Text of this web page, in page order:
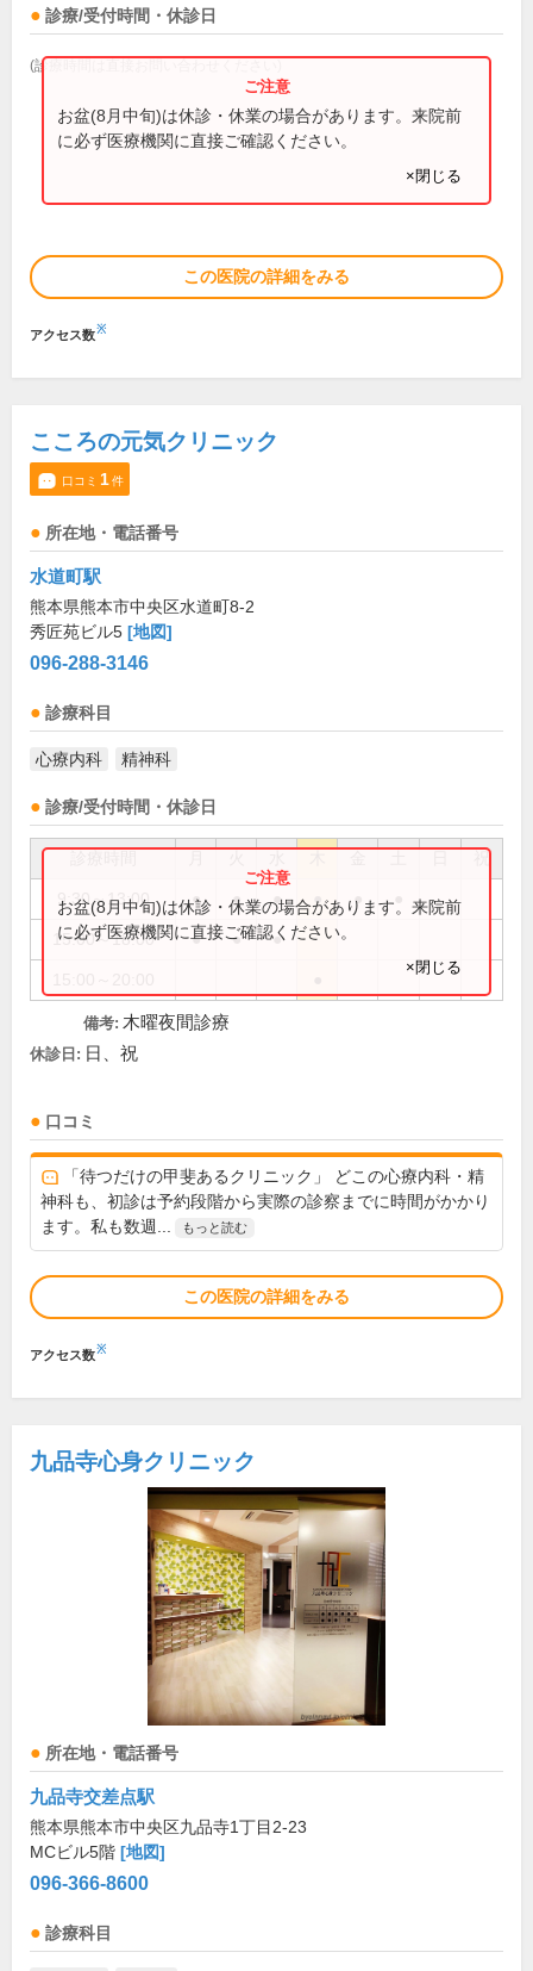
診療/受付時間・休診日
(診療時間は直接お問い合わせください)
お盆(8月中旬)は休診・休業の場合があります。来院前
に必ず医療機関に直接ご確認ください。
×閉じる
この医院の詳細をみる
アクセス数※
こころの元気クリニック
口コミ 1件
所在地・電話番号
水道町駅
熊本県熊本市中央区水道町8-2
秀匠苑ビル5 [地図]
096-288-3146
診療科目
心療内科 精神科
診療/受付時間・休診日
祝
9:30～13:00 ● ● ● ● ●
15:00～18:00 ● ● ●
お盆(8月中旬)は休診・休業の場合があります。来院前
に必ず医療機関に直接ご確認ください。
×閉じる
備考: 木曜夜間診療
休診日: 日、祝
口コミ
「待つだけの甲斐あるクリニック」 どこの心療内科・精
神科も、初診は予約段階から実際の診察までに時間がかかり
ます。私も数週...
もっと読む
この医院の詳細をみる
アクセス数※
九品寺心身クリニック
所在地・電話番号
九品寺交差点駅
熊本県熊本市中央区九品寺1丁目2-23
MCビル5階 [地図]
096-366-8600
診療科目